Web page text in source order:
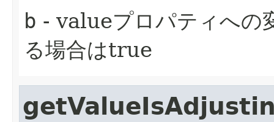
b - valueプロパティへの
る場合はtrue